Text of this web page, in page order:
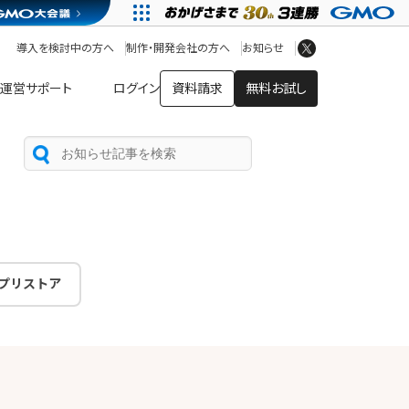
運営サポート ログイン 資料請求 無料お試し
導入を検討中の方へ 制作・開発会社の方へ お知らせ
アプリストア
ヘルプを見る
ヘルプセンター
リストア